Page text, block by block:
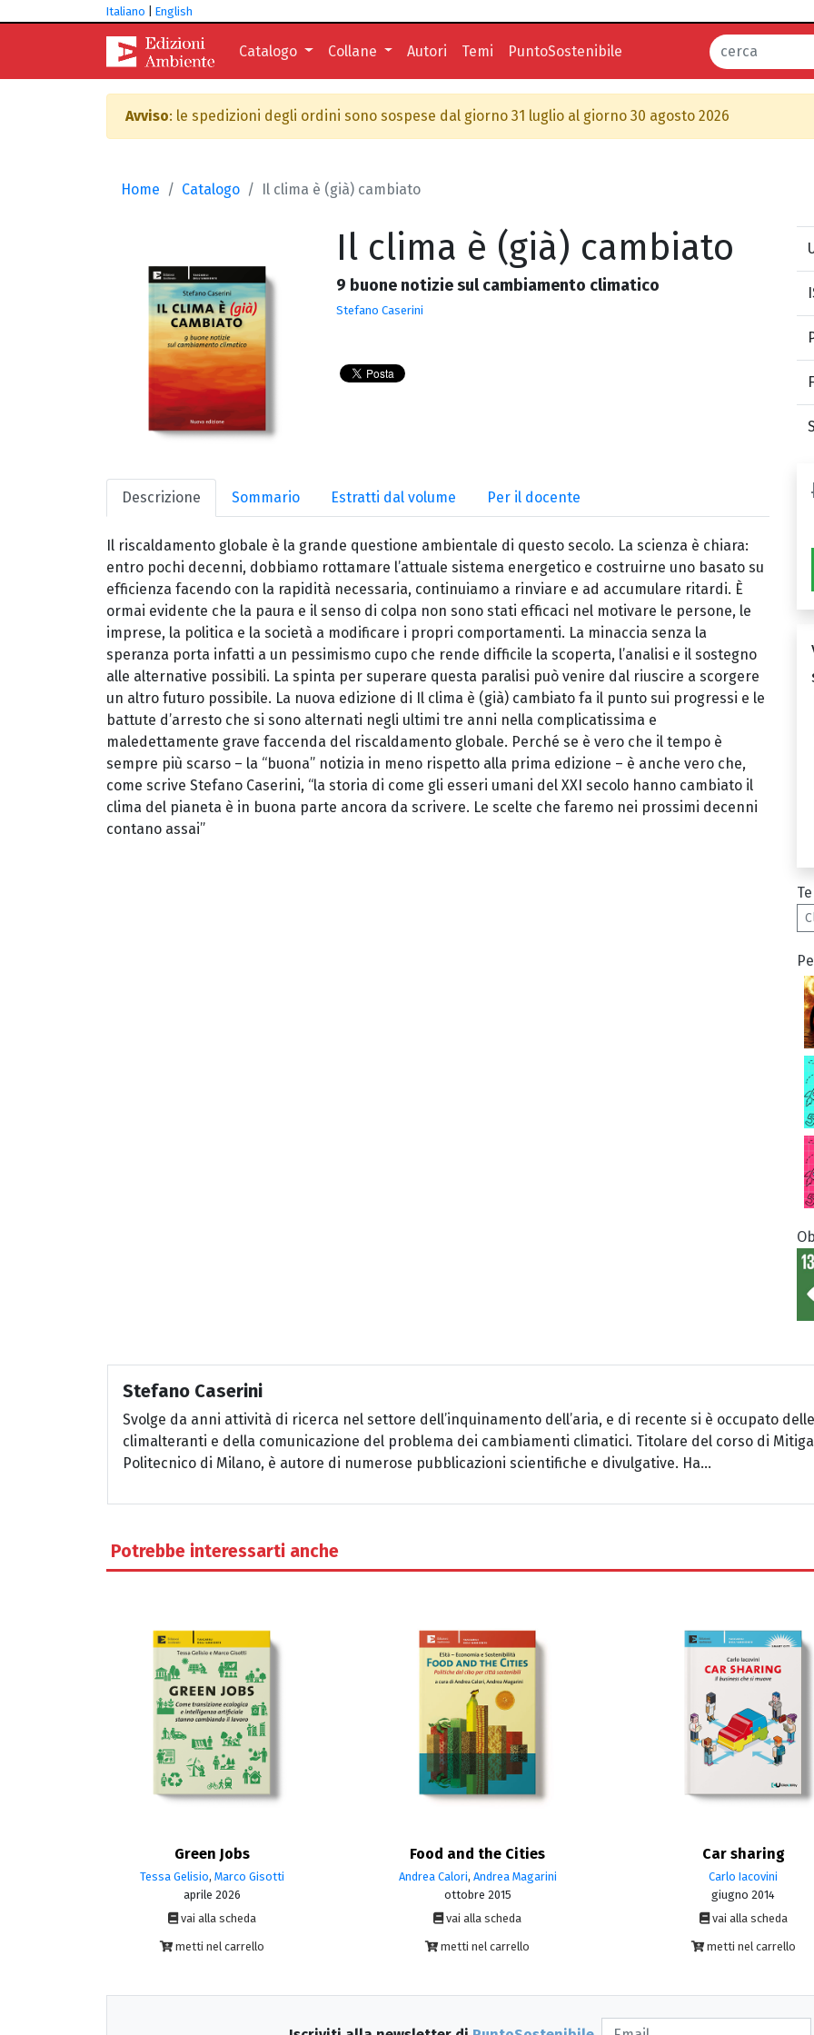
Italiano English
Catalogo Collane Autori Temi PuntoSostenibile
Avviso: le spedizioni degli ordini sono sospese dal giorno 31 luglio al giorno 30 agosto 2026
Home Catalogo Il clima è (già) cambiato
Il clima è (già) cambiato
9 buone notizie sul cambiamento climatico
Stefano Caserini
Descrizione Sommario Estratti dal volume Per il docente
Il riscaldamento globale è la grande questione ambientale di questo secolo. La scienza è chiara:
entro pochi decenni, dobbiamo rottamare l’attuale sistema energetico e costruirne uno basato su
efficienza facendo con la rapidità necessaria, continuiamo a rinviare e ad accumulare ritardi. È
ormai evidente che la paura e il senso di colpa non sono stati efficaci nel motivare le persone, le
imprese, la politica e la società a modificare i propri comportamenti. La minaccia senza la
speranza porta infatti a un pessimismo cupo che rende difficile la scoperta, l’analisi e il sostegno
alle alternative possibili. La spinta per superare questa paralisi può venire dal riuscire a scorgere
un altro futuro possibile. La nuova edizione di Il clima è (già) cambiato fa il punto sui progressi e le
battute d’arresto che si sono alternati negli ultimi tre anni nella complicatissima e
maledettamente grave faccenda del riscaldamento globale. Perché se è vero che il tempo è
sempre più scarso – la “buona” notizia in meno rispetto alla prima edizione – è anche vero che,
come scrive Stefano Caserini, “la storia di come gli esseri umani del XXI secolo hanno cambiato il
clima del pianeta è in buona parte ancora da scrivere. Le scelte che faremo nei prossimi decenni
contano assai”
Stefano Caserini
Svolge da anni attività di ricerca nel settore dell’inquinamento dell’aria, e di recente si è occupato
climalteranti e della comunicazione del problema dei cambiamenti climatici. Titolare del corso di
Politecnico di Milano, è autore di numerose pubblicazioni scientifiche e divulgative. Ha...
Potrebbe interessarti anche
Green Jobs
Tessa Gelisio, Marco Gisotti
aprile 2026
vai alla scheda
metti nel carrello
Food and the Cities
Andrea Calori, Andrea Magarini
ottobre 2015
vai alla scheda
metti nel carrello
Car sharing
Carlo Iacovini
giugno 2014
vai alla scheda
metti nel carrello